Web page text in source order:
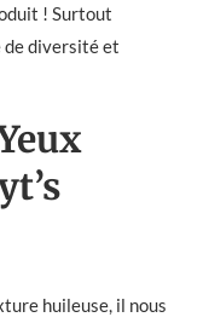
! Surtout
de diversité et
huileuse, il nous